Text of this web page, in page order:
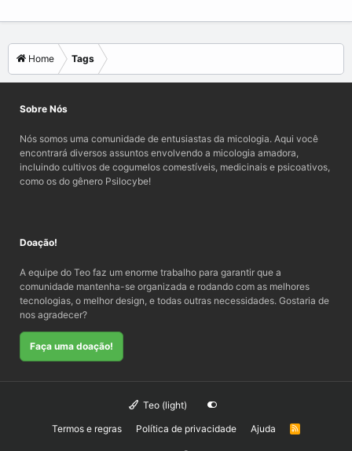
Home Tags
Sobre Nós
Nós somos uma comunidade de entusiastas da micologia. Aqui você
encontrará diversos assuntos envolvendo a micologia amadora,
incluindo cultivos de cogumelos comestíveis, medicinais e psicoativos,
como os do gênero Psilocybe!
Doação!
A equipe do Teo faz um enorme trabalho para garantir que a
comunidade mantenha-se organizada e rodando com as melhores
tecnologias, o melhor design, e todas outras necessidades. Gostaria de
nos agradecer?
Faça uma doação!
Teo (light)
Termos e regras
Política de privacidade Ajuda
R